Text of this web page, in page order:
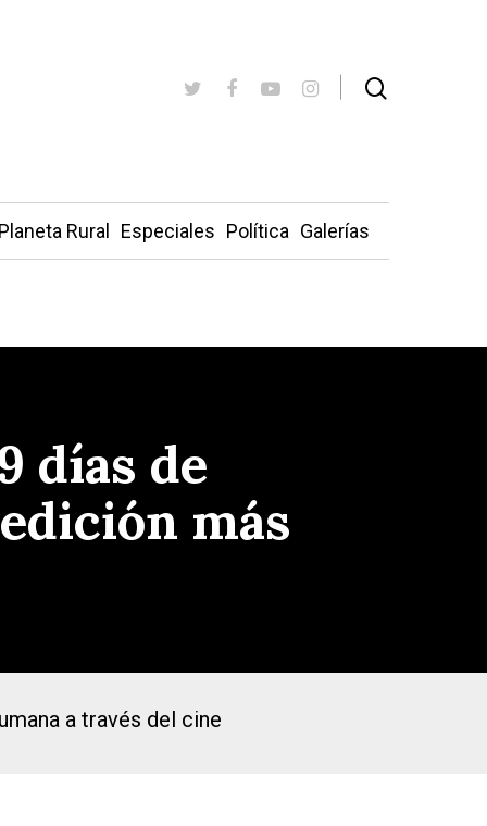
Planeta Rural Especiales Política Galerías
días de
más
a través del cine